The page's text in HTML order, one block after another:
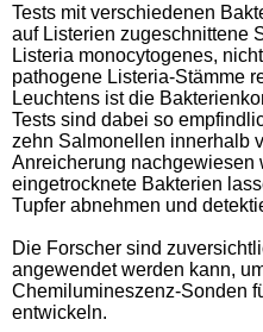
Tests mit verschiedenen
auf Listerien zugeschnittene
Listeria monocytogenes,
pathogene Listeria-Stämme
Leuchtens ist die
Tests sind dabei so
zehn Salmonellen innerhalb
Anreicherung nachgewiesen
eingetrocknete Bakterien
Tupfer abnehmen und
Die Forscher sind
angewendet werden kann,
Chemilumineszenz-Sonden
entwickeln.